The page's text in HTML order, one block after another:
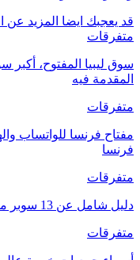
قد يعجبك ايضا المزيد عن
متفرقات
سوق ليبيا المفتوح،
المقدمة فيه
متفرقات
مفتاح فرنسا للواتساب
فرنسا
متفرقات
دليل شامل عن 13 سوبر ماركت عربي، في دولة ألمانيا
متفرقات